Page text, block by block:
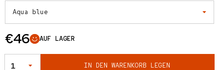
Normaler Preis
€46 AUF LAGER
IN DEN WARENKORB LEGEN